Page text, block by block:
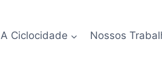
A Ciclocidade Nossos